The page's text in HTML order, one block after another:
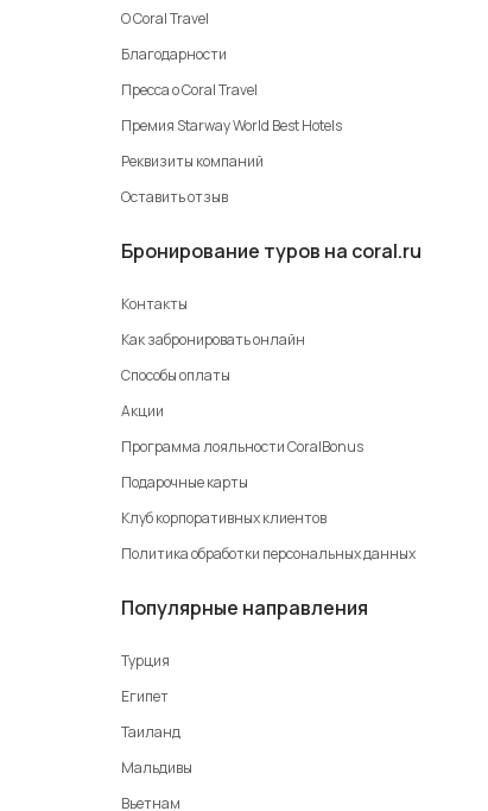
О Coral Travel
Благодарности
Пресса о Coral Travel
Премия Starway World Best Hotels
Реквизиты компаний
Оставить отзыв
Бронирование туров на coral.ru
Контакты
Как забронировать онлайн
Способы оплаты
Акции
Программа лояльности CoralBonus
Подарочные карты
Клуб корпоративных клиентов
Политика обработки персональных данных
Популярные направления
Турция
Египет
Таиланд
Мальдивы
Вьетнам